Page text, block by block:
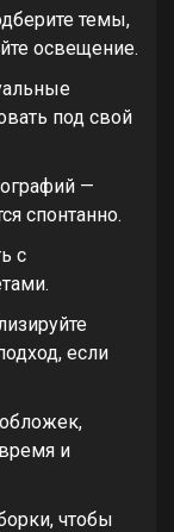
темы,
освещение.
под свой
—
спонтанно.
с
если
и
чтобы